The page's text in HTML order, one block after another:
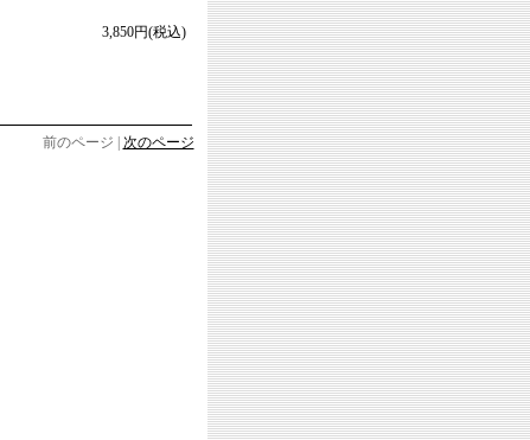
3,850円(税込)
前のページ | 次のページ